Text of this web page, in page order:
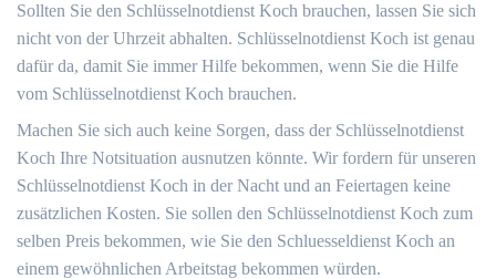
Sollten Sie den Schlüsselnotdienst Koch brauchen, lassen Sie sich
nicht von der Uhrzeit abhalten. Schlüsselnotdienst Koch ist genau
dafür da, damit Sie immer Hilfe bekommen, wenn Sie die Hilfe
vom Schlüsselnotdienst Koch brauchen.
Machen Sie sich auch keine Sorgen, dass der Schlüsselnotdienst
Koch Ihre Notsituation ausnutzen könnte. Wir fordern für unseren
Schlüsselnotdienst Koch in der Nacht und an Feiertagen keine
zusätzlichen Kosten. Sie sollen den Schlüsselnotdienst Koch zum
selben Preis bekommen, wie Sie den Schluesseldienst Koch an
einem gewöhnlichen Arbeitstag bekommen würden.